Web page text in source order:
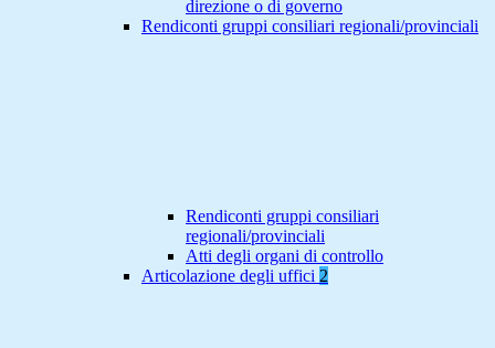
direzione o di governo
Rendiconti gruppi consiliari regionali/provinciali
Rendiconti gruppi consiliari
regionali/provinciali
Atti degli organi di controllo
Articolazione degli uffici 2